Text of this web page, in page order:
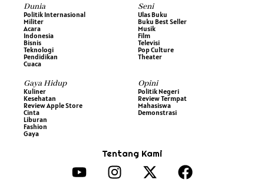
Dunia
Politik Internasional
Militer
Acara
Indonesia
Bisnis
Teknologi
Pendidikan
Cuaca
Seni
Ulas Buku
Buku Best Seller
Musik
Film
Televisi
Pop Culture
Theater
Gaya Hidup
Kuliner
Kesehatan
Review Apple Store
Cinta
Liburan
Fashion
Gaya
Opini
Politik Negeri
Review Termpat
Mahasiswa
Demonstrasi
Tentang Kami